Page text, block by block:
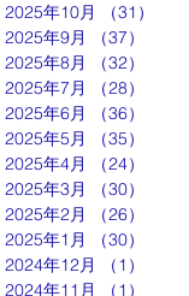
2025年10月
（31）
2025年9月
（37）
2025年8月
（32）
2025年7月
（28）
2025年6月
（36）
2025年5月
（35）
2025年4月
（24）
2025年3月
（30）
2025年2月
（26）
2025年1月
（30）
2024年12月
（1）
2024年11月
（1）